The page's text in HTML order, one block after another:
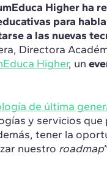
Higher ha
para
a las nuevas
Directora
Higher, un
de última
y servicios que
tener la
nuestro roadmap